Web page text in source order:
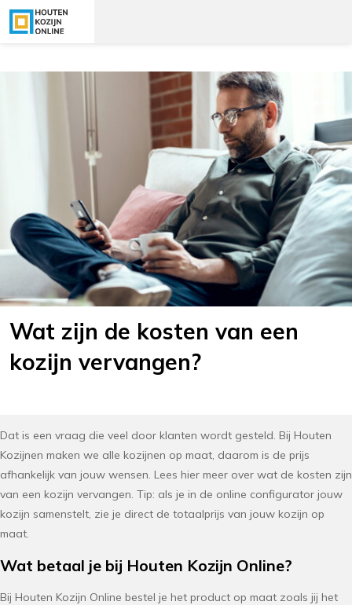
Wat zijn de kosten van een
kozijn vervangen?
Dat is een vraag die veel door klanten wordt gesteld. Bij Houten
Kozijnen maken we alle kozijnen op maat, daarom is de prijs
afhankelijk van jouw wensen. Lees hier meer over wat de kosten zijn
van een kozijn vervangen. Tip: als je in de online configurator jouw
kozijn samenstelt, zie je direct de totaalprijs van jouw kozijn op
maat.
Wat betaal je bij Houten Kozijn Online?
Bij Houten Kozijn Online bestel je het product op maat zoals jij het